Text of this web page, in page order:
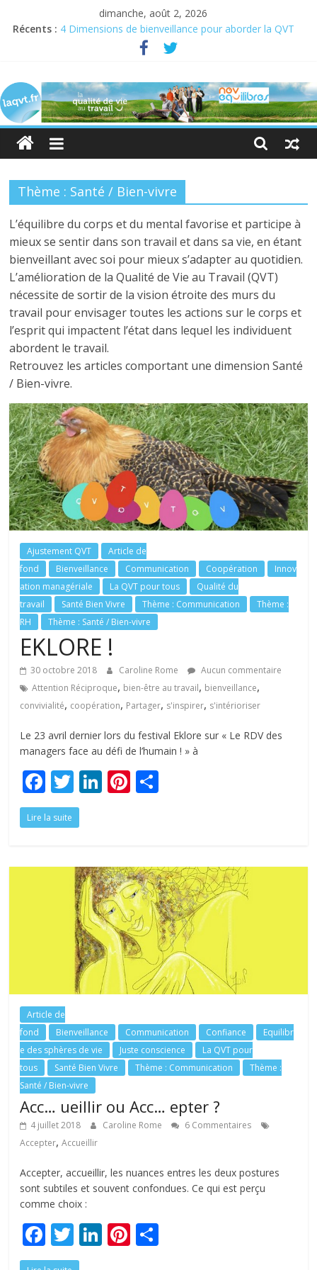
dimanche, août 2, 2026
Récents : 4 Dimensions de bienveillance pour aborder la QVT
Semaine pour la QVCT du 19 au 23 juin 2023
Semaine de la QVT 2022 : En quête de sens au travail
Bienveillance, progrès et QVT
laqvt.fr
La
QVT
pour
et
pour
tous,
par
toutes
et
par
tous
Thème : Santé / Bien-vivre
L’équilibre du corps et du mental favorise et participe à
mieux se sentir dans son travail et dans sa vie, en étant
bienveillant avec soi pour mieux s’adapter au quotidien.
L’amélioration de la Qualité de Vie au Travail (QVT)
nécessite de sortir de la vision étroite des murs du
travail pour envisager toutes les actions sur le corps et
l’esprit qui impactent l’état dans lequel les individuent
abordent le travail.
Retrouvez les articles comportant une dimension Santé
/ Bien-vivre.
Ajustement QVT
Article de
fond
Bienveillance Communication Coopération
Innov
ation managériale
La QVT pour tous
Qualité du
travail
Santé Bien Vivre Thème : Communication
Thème :
RH
Thème : Santé / Bien-vivre
EKLORE !
30 octobre 2018 Caroline Rome
Aucun commentaire
Attention Réciproque, bien-être au travail, bienveillance,
convivialité, coopération, Partager, s'inspirer, s'intérioriser
Le 23 avril dernier lors du festival Eklore sur « Le RDV des
managers face au défi de l’humain ! » à
F
ac
e
o
T
w
itt
Li
dI
n
Pi
st er
Lire la suite
Article de
fond
Bienveillance Communication Confiance
Equilibr
e des sphères de vie
Juste conscience
La QVT pour
tous
Santé Bien Vivre Thème : Communication
Thème :
Santé / Bien-vivre
Acc… ueillir ou Acc… epter ?
4 juillet 2018 Caroline Rome
6 Commentaires
Accepter,Accueillir
Accepter, accueillir, les nuances entres les deux postures
sont subtiles et souvent confondues. Ce qui est perçu
comme choix :
F
ac
T
w
Li Pi